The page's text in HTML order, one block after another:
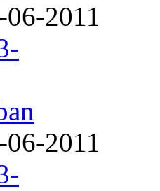
2011
2011